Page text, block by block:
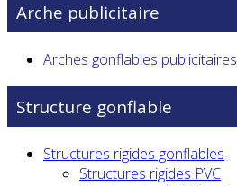
Arche publicitaire
Arches gonflables publicitaires
Structure gonflable
Structures rigides gonflables
Structures rigides PVC